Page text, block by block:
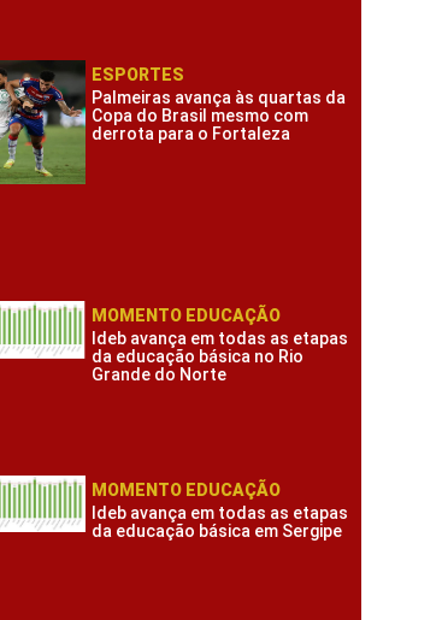
ESPORTES
Palmeiras avança às quartas da
Copa do Brasil mesmo com
derrota para o Fortaleza
MOMENTO EDUCAÇÃO
Ideb avança em todas as etapas
da educação básica no Rio
Grande do Norte
MOMENTO EDUCAÇÃO
Ideb avança em todas as etapas
da educação básica em Sergipe